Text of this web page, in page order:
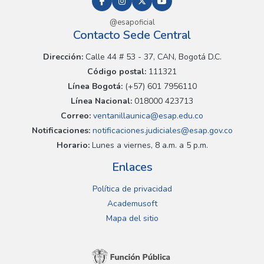
@esapoficial
Contacto Sede Central
Dirección:Calle 44 # 53 - 37, CAN, Bogotá D.C.
Código postal: 111321
Línea Bogotá:(+57) 601 7956110
Línea Nacional: 018000 423713
Correo: ventanillaunica@esap.edu.co
Notificaciones:notificaciones.judiciales@esap.gov.co
Horario:Lunes a viernes, 8 a.m. a 5 p.m.
Enlaces
Política de privacidad
Academusoft
Mapa del sitio